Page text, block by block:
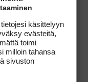
kisassa.
Illaksi
kentälle”,
on Maria
käsittelyyn
evästeitä,
toimi
milloin tahansa
sivuston